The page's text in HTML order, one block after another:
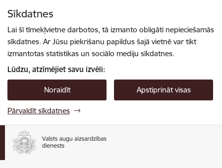
Sīkdatnes
Lai šī tīmekļvietne darbotos, tā izmanto obligāti nepieciešamās
sīkdatnes. Ar Jūsu piekrišanu papildus šajā vietnē var tikt
izmantotas statistikas un sociālo mediju sīkdatnes.
Lūdzu, atzīmējiet savu izvēli:
Noraidīt Apstiprināt visas
Pārvaldīt sīkdatnes